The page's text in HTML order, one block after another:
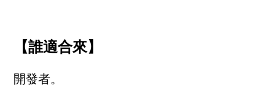
【誰適合來】
開發者。